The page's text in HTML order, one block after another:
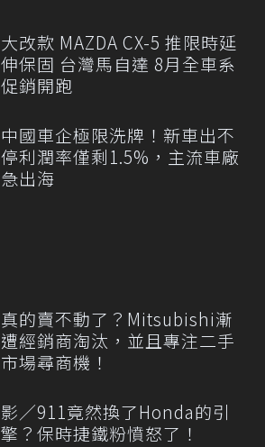
大改款 MAZDA CX-5 推限時延
伸保固 台灣馬自達 8月全車系
促銷開跑
中國車企極限洗牌！新車出不
停利潤率僅剩1.5%，主流車廠
急出海
真的賣不動了？Mitsubishi漸
遭經銷商淘汰，並且專注二手
市場尋商機！
影／911竟然換了Honda的引
擎？保時捷鐵粉憤怒了！